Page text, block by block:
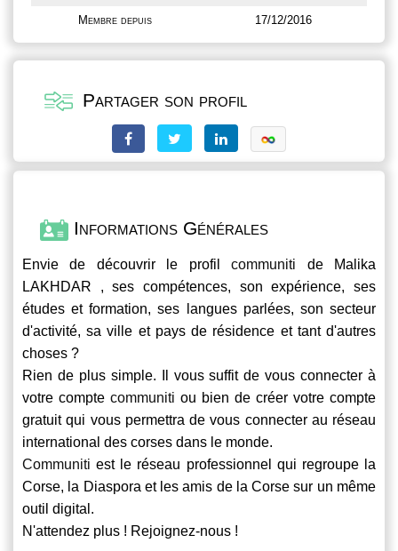
Membre depuis 17/12/2016
Partager son profil
Informations Générales
Envie de découvrir le profilcommuniti de Malika
LAKHDAR , ses compétences, son expérience, ses
études et formation, ses langues parlées, son secteur
d'activité, sa ville et pays de résidence et tant d'autres
choses ?
Rien de plus simple. Il vous suffit de vous connecter à
votre compte communiti ou bien de créer votre compte
gratuit qui vous permettra de vous connecter au réseau
international des corses dans le monde.
Communiti est le réseau professionnel qui regroupe la
Corse, la Diaspora et les amis de la Corse sur un même
outil digital.
N'attendez plus ! Rejoignez-nous !